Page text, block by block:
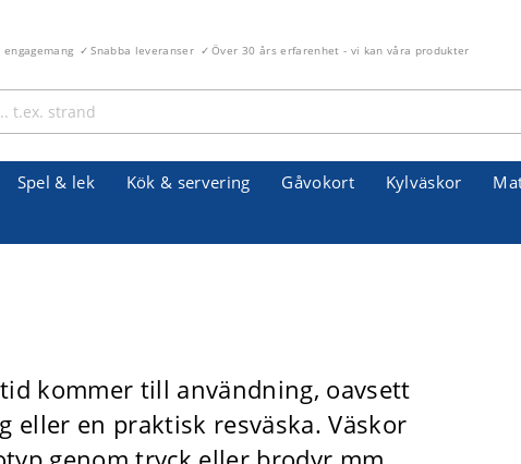
Snabba leveranser Över 30 års erfarenhet - vi kan våra produkter
Spel & lek Kök & servering Gåvokort Kylväskor
kommer till användning, oavsett
eller en praktisk resväska. Väskor